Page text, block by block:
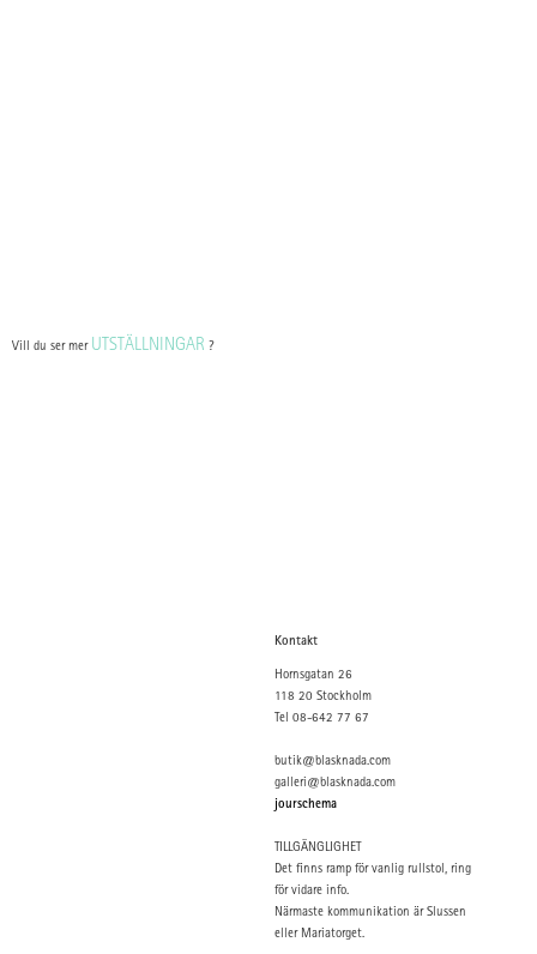
Vill du ser mer UTSTÄLLNINGAR ?
Kontakt
Hornsgatan 26
118 20 Stockholm
Tel 08-642 77 67
butik@blasknada.com
galleri@blasknada.com
jourschema
TILLGÄNGLIGHET
Det finns ramp för vanlig rullstol, ring
för vidare info.
Närmaste kommunikation är Slussen
eller Mariatorget.